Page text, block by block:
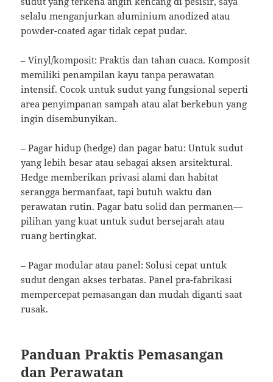
selalu menganjurkan aluminium anodized atau
powder-coated agar tidak cepat pudar.
– Vinyl/komposit: Praktis dan tahan cuaca. Komposit
memiliki penampilan kayu tanpa perawatan
intensif. Cocok untuk sudut yang fungsional seperti
area penyimpanan sampah atau alat berkebun yang
ingin disembunyikan.
– Pagar hidup (hedge) dan pagar batu: Untuk sudut
yang lebih besar atau sebagai aksen arsitektural.
Hedge memberikan privasi alami dan habitat
serangga bermanfaat, tapi butuh waktu dan
perawatan rutin. Pagar batu solid dan permanen—
pilihan yang kuat untuk sudut bersejarah atau
ruang bertingkat.
– Pagar modular atau panel: Solusi cepat untuk
sudut dengan akses terbatas. Panel pra-fabrikasi
mempercepat pemasangan dan mudah diganti saat
rusak.
Panduan Praktis Pemasangan
dan Perawatan